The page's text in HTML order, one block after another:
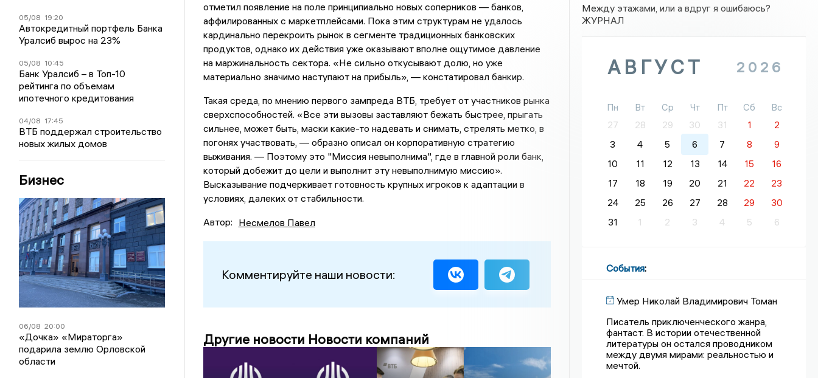
05/08 19:20
Автокредитный портфель Банка
Уралсиб вырос на 23%
05/08 10:45
Банк Уралсиб – в Топ-10
рейтинга по объемам
ипотечного кредитования
04/08 17:45
ВТБ поддержал строительство
новых жилых домов
Бизнес
06/08 20:00
«Дочка» «Мираторга»
подарила землю Орловской
области
отметил появление на поле принципиально новых соперников — банков,
аффилированных с маркетплейсами. Пока этим структурам не удалось
кардинально перекроить рынок в сегменте традиционных банковских
продуктов, однако их действия уже оказывают вполне ощутимое давление
на маржинальность сектора. «Не сильно откусывают долю, но уже
материально значимо наступают на прибыль», — констатировал банкир.
Такая среда, по мнению первого зампреда ВТБ, требует от участников рынка
сверхспособностей. «Все эти вызовы заставляют бежать быстрее, прыгать
сильнее, может быть, маски какие-то надевать и снимать, стрелять метко, в
погонях участвовать, — образно описал он корпоративную стратегию
выживания. — Поэтому это "Миссия невыполнима", где в главной роли банк,
который добежит до цели и выполнит эту невыполнимую миссию».
Высказывание подчеркивает готовность крупных игроков к адаптации в
условиях, далеких от стабильности.
Автор: Несмелов Павел
Комментируйте наши новости:
Другие новости Новости компаний
Между этажами, или а вдруг я ошибаюсь?
ЖУРНАЛ
АВГУСТ 2026
Пн Вт Ср Чт Пт Сб
Вс
27
28 29 30 31 1
2
3
4 5 6 7 8
9
10
11 12 13 14 15
16
17
18 19 20 21 22
23
24
25 26 27 28 29
30
31
1 2 3 4 5 6
События:
Умер Николай Владимирович Томан
Писатель приключенческого жанра,
фантаст. В истории отечественной
литературы он остался проводником
между двумя мирами: реальностью и
мечтой.